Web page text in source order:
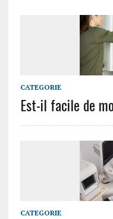
CATEGORIE
Est-il facile de
CATEGORIE